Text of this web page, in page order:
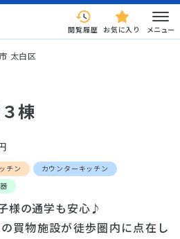
閲覧履歴 お気に入り メニュー
太白区
棟
チン
カウンターキッチン
様の通学も安心♪
買物施設が徒歩圏内に点在し